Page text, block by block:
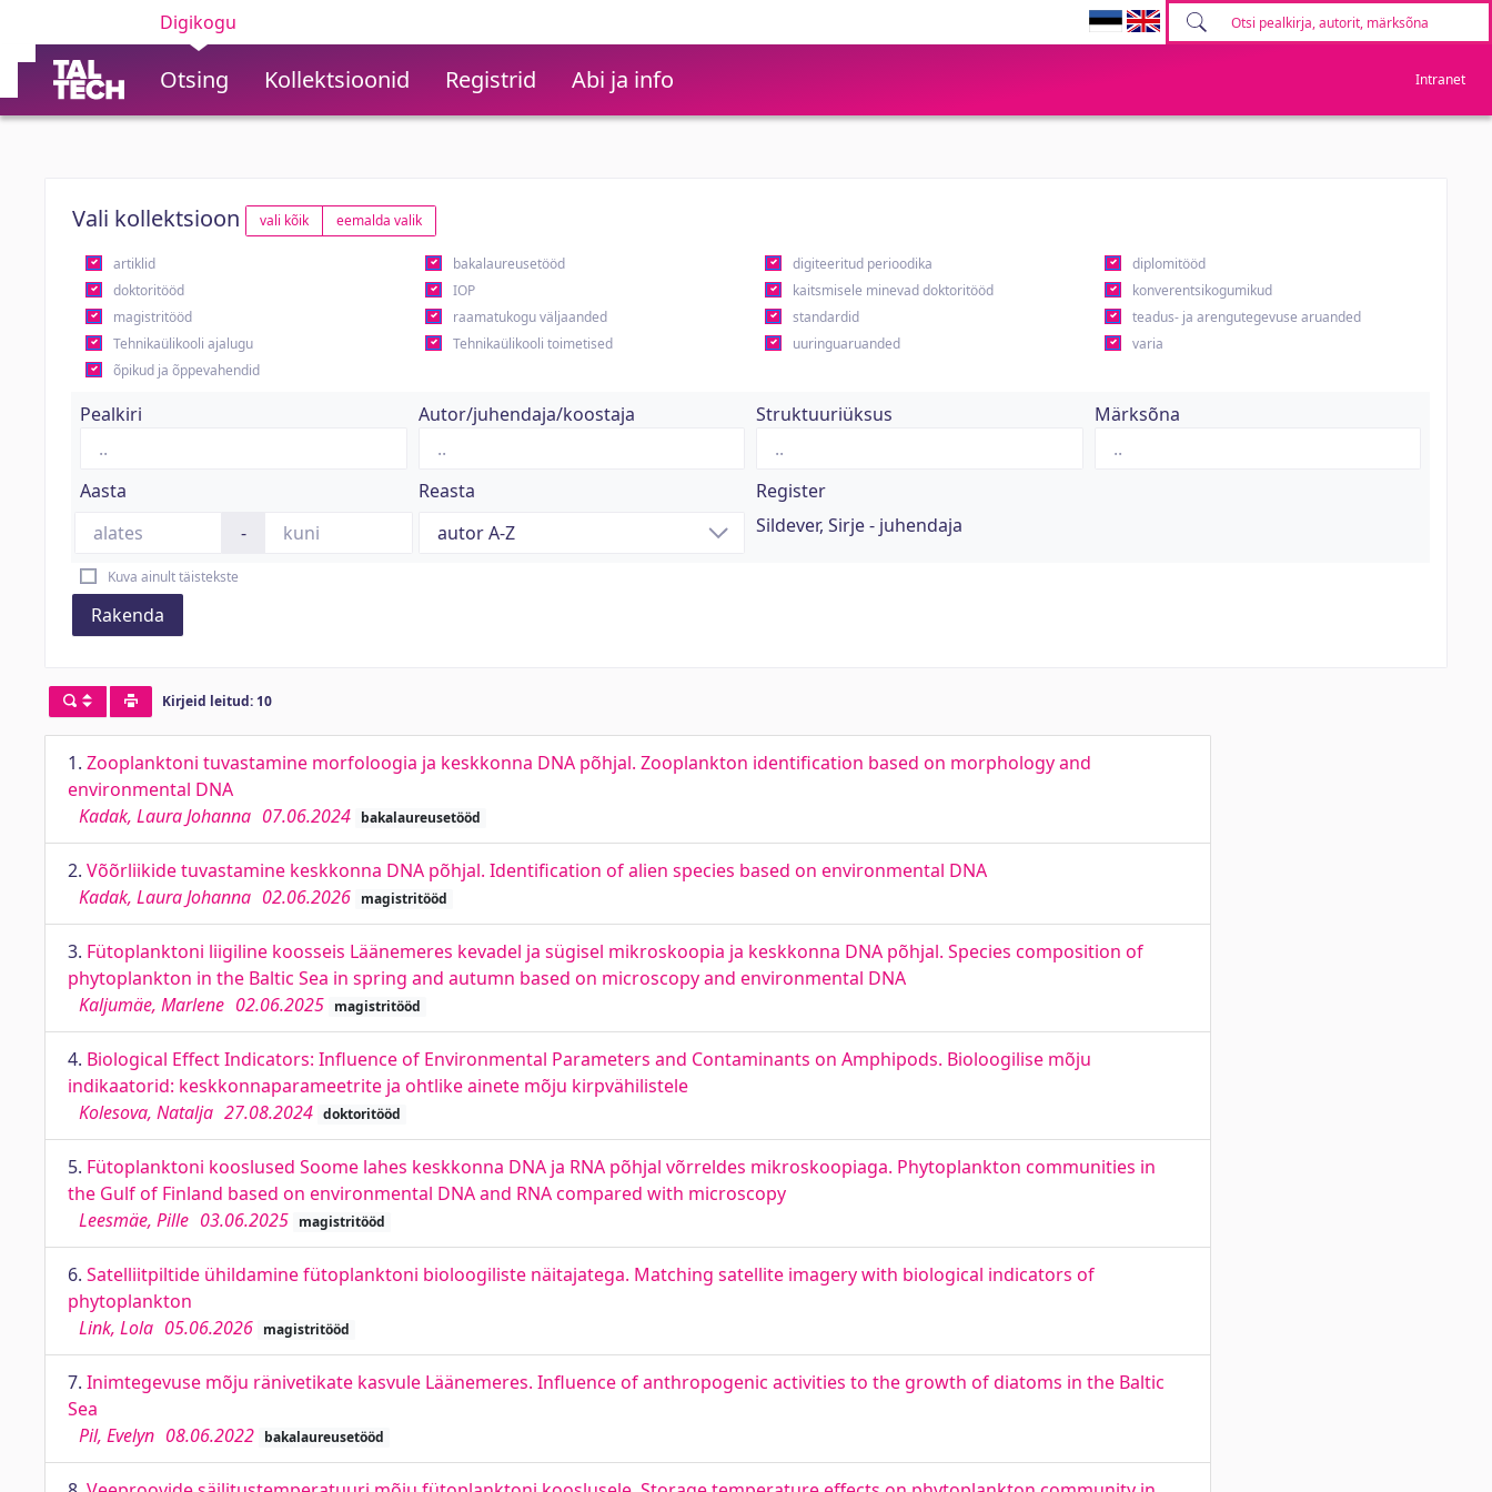
Digikogu
Otsing Kollektsioonid Registrid Abi ja info Intranet
Vali kollektsioon vali kõik eemalda valik
artiklid bakalaureusetööd digiteeritud perioodika
diplomitööd
doktoritööd
IOP kaitsmisele minevad doktoritööd
konverentsikogumikud
magistritööd
raamatukogu väljaanded standardid
teadus- ja arengutegevuse aruanded
Tehnikaülikooli ajalugu
Tehnikaülikooli toimetised uuringuaruanded
varia
õpikud ja õppevahendid
Pealkiri Autor/juhendaja/koostaja Struktuuriüksus Märksõna
Aasta
-
Reasta
Register
Sildever, Sirje - juhendaja
Kuva ainult täistekste
Rakenda
Kirjeid leitud: 10
1. Zooplanktoni tuvastamine morfoloogia ja keskkonna DNA põhjal. Zooplankton identification based on morphology and
environmental DNA
Kadak, Laura Johanna 07.06.2024 bakalaureusetööd
2. Võõrliikide tuvastamine keskkonna DNA põhjal. Identification of alien species based on environmental DNA
Kadak, Laura Johanna 02.06.2026 magistritööd
3. Fütoplanktoni liigiline koosseis Läänemeres kevadel ja sügisel mikroskoopia ja keskkonna DNA põhjal. Species composition of
phytoplankton in the Baltic Sea in spring and autumn based on microscopy and environmental DNA
Kaljumäe, Marlene 02.06.2025 magistritööd
4. Biological Effect Indicators: Influence of Environmental Parameters and Contaminants on Amphipods. Bioloogilise mõju
indikaatorid: keskkonnaparameetrite ja ohtlike ainete mõju kirpvähilistele
Kolesova, Natalja 27.08.2024 doktoritööd
5. Fütoplanktoni kooslused Soome lahes keskkonna DNA ja RNA põhjal võrreldes mikroskoopiaga. Phytoplankton communities in
the Gulf of Finland based on environmental DNA and RNA compared with microscopy
Leesmäe, Pille 03.06.2025 magistritööd
6. Satelliitpiltide ühildamine fütoplanktoni bioloogiliste näitajatega. Matching satellite imagery with biological indicators of
phytoplankton
Link, Lola 05.06.2026 magistritööd
7. Inimtegevuse mõju ränivetikate kasvule Läänemeres. Influence of anthropogenic activities to the growth of diatoms in the Baltic
Sea
Pil, Evelyn 08.06.2022 bakalaureusetööd